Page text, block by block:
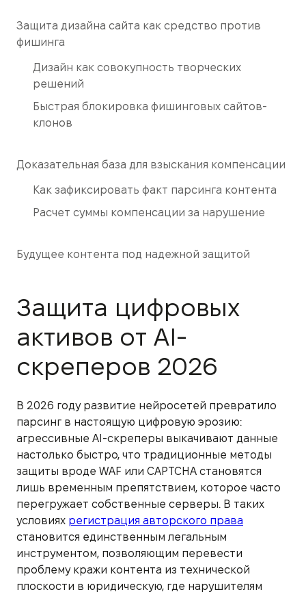
Защита дизайна сайта как средство против
фишинга
Дизайн как совокупность творческих
решений
Быстрая блокировка фишинговых сайтов-
клонов
Доказательная база для взыскания компенсации
Как зафиксировать факт парсинга контента
Расчет суммы компенсации за нарушение
Будущее контента под надежной защитой
Защита цифровых
активов от AI-
скреперов 2026
В 2026 году развитие нейросетей превратило
парсинг в настоящую цифровую эрозию:
агрессивные AI-скреперы выкачивают данные
настолько быстро, что традиционные методы
защиты вроде WAF или CAPTCHA становятся
лишь временным препятствием, которое часто
перегружает собственные серверы. В таких
условиях регистрация авторского права
становится единственным легальным
инструментом, позволяющим перевести
проблему кражи контента из технической
плоскости в юридическую, где нарушителям